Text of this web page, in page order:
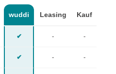
wuddi Leasing Kauf
✔ - -
✔ - -